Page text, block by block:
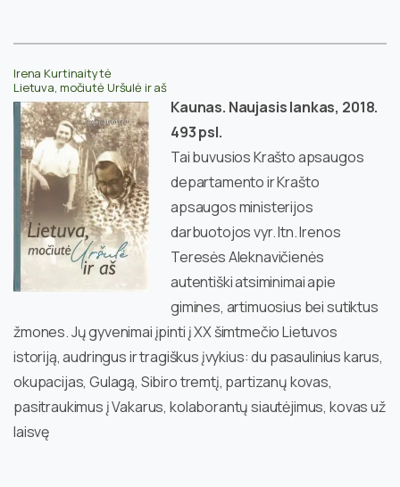
Irena Kurtinaitytė
Lietuva, močiutė Uršulė ir aš
Kaunas. Naujasis lankas, 2018.
493 psl.
Tai buvusios Krašto apsaugos
departamento ir Krašto
apsaugos ministerijos
darbuotojos vyr. ltn. Irenos
Teresės Aleknavičienės
autentiški atsiminimai apie
gimines, artimuosius bei sutiktus
žmones. Jų gyvenimai įpinti į XX šimtmečio Lietuvos
istoriją, audringus ir tragiškus įvykius: du pasaulinius karus,
okupacijas, Gulagą, Sibiro tremtį, partizanų kovas,
pasitraukimus į Vakarus, kolaborantų siautėjimus, kovas už
laisvę